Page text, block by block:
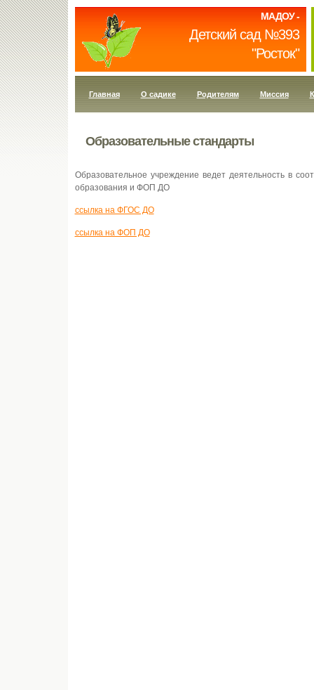
МАДОУ -
Детский сад №393
"Росток"
Главная О садике Родителям Миссия
Образовательные стандарты
Образовательное учреждение ведет деятельность в
образования и ФОП ДО
ссылка на ФГОС ДО
ссылка на ФОП ДО